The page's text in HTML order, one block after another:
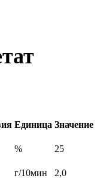
Единица Значение
% 25
г/10мин 2,0